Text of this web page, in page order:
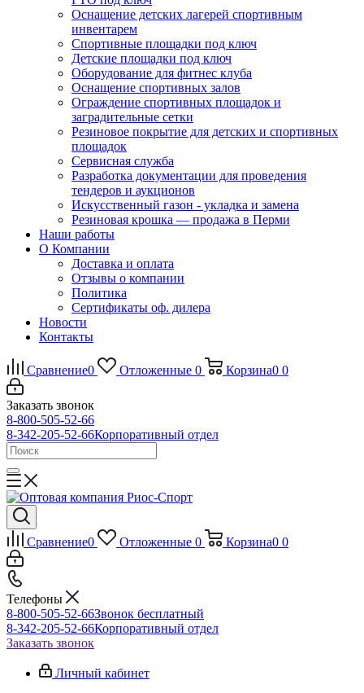
Оснащение детских лагерей спортивным
инвентарем
Спортивные площадки под ключ
Детские площадки под ключ
Оборудование для фитнес клуба
Оснащение спортивных залов
Ограждение спортивных площадок и
заградительные сетки
Резиновое покрытие для детских и спортивных
площадок
Сервисная служба
Разработка документации для проведения
тендеров и аукционов
Искусственный газон - укладка и замена
Резиновая крошка — продажа в Перми
Наши работы
О Компании
Доставка и оплата
Отзывы о компании
Политика
Сертификаты оф. дилера
Новости
Контакты
Сравнение0 Отложенные 0 Корзина0 0
Заказать звонок
8-800-505-52-66
8-342-205-52-66Корпоративный отдел
Сравнение0 Отложенные 0 Корзина0 0
Телефоны
8-800-505-52-66Звонок бесплатный
8-342-205-52-66Корпоративный отдел
Заказать звонок
Личный кабинет